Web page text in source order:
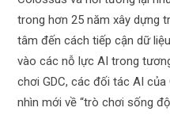
trong hơn 25 năm xây dựng
tâm đến cách tiếp cận dữ
vào các nỗ lực AI trong
chơi GDC, các đối tác AI
nhìn mới về “trò chơi sống